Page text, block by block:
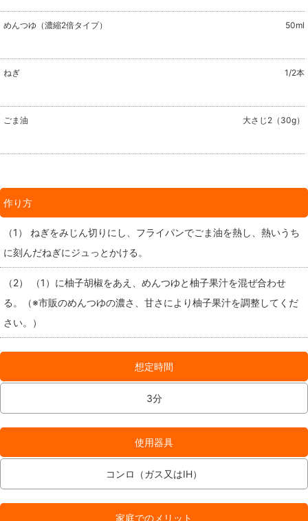
めんつゆ（濃縮2倍タイプ） 50ml
ねぎ 1/2本
ごま油 大さじ2（30g）
作り方
（1） ねぎをみじん切りにし、フライパンでごま油を熱し、熱いうち
に刻んだねぎにジュっとかける。
（2） （1）に柚子胡椒をあえ、めんつゆと柚子果汁を混ぜ合わせ
る。（※市販のめんつゆの濃さ、甘さにより柚子果汁を調整してくだ
さい。）
想定時間
3分
使用器具
コンロ（ガス又はIH）
家庭でのメリット